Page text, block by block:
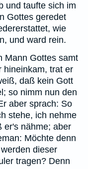
und taufte sich im
Gottes geredet
wie
und ward rein.
Mann Gottes samt
hineinkam, trat er
daß kein Gott
so nimm nun den
aber sprach: So
stehe, ich nehme
er's nähme; aber
Möchte denn
dieser
tragen? Denn